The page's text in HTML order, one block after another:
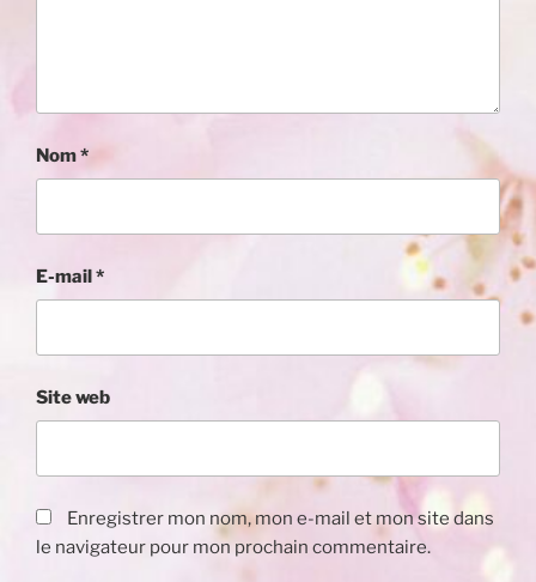
Nom*
E-mail*
Site web
Enregistrer mon nom, mon e-mail et mon site dans
le navigateur pour mon prochain commentaire.